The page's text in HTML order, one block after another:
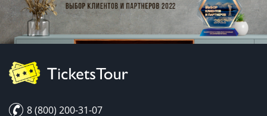
8 (800) 200-31-07